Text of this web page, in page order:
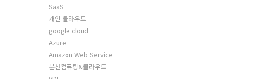
SaaS
개인 클라우드
google cloud
Azure
Amazon Web Service
분산컴퓨팅&클라우드